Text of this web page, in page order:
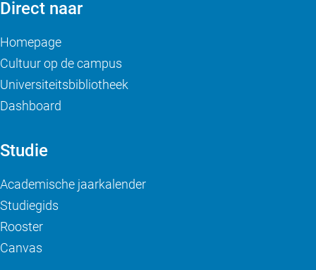
Direct naar
Homepage
Cultuur op de campus
Universiteitsbibliotheek
Dashboard
Studie
Academische jaarkalender
Studiegids
Rooster
Canvas